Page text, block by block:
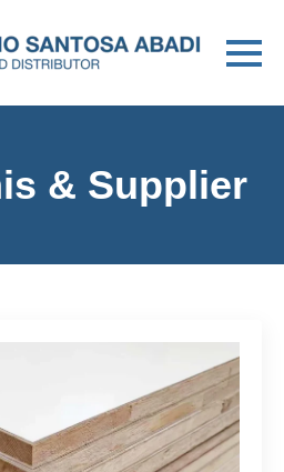
& Supplier